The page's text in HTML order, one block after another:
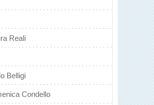
Reali
Belligi
Condello